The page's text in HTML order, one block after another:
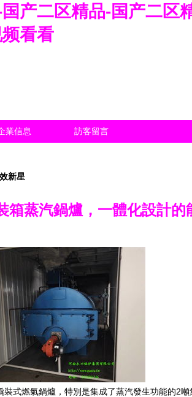
产二区精品-国产二区
看看
業信息 訪客留言
新星
箱蒸汽鍋爐，一體化設計的
式燃氣鍋爐，特別是集成了蒸汽發生功能的2